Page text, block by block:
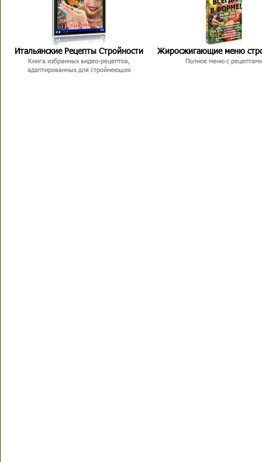
Итальянские Рецепты Стройности
Книга избранных видео-рецептов,
адаптированных для стройнеющих
Жиросжигающие меню
Полное меню с рецептами